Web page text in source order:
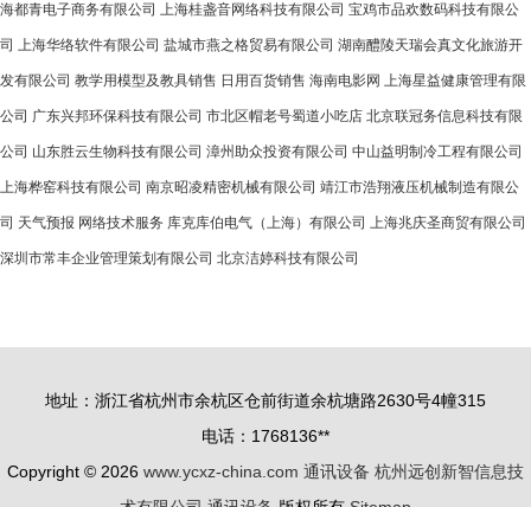
海都青电子商务有限公司 上海桂盏音网络科技有限公司 宝鸡市品欢数码科技有限公
司 上海华络软件有限公司 盐城市燕之格贸易有限公司 湖南醴陵天瑞会真文化旅游开
发有限公司 教学用模型及教具销售 日用百货销售 海南电影网 上海星益健康管理有限
公司 广东兴邦环保科技有限公司 市北区帽老号蜀道小吃店 北京联冠务信息科技有限
公司 山东胜云生物科技有限公司 漳州助众投资有限公司 中山益明制冷工程有限公司
上海桦窑科技有限公司 南京昭凌精密机械有限公司 靖江市浩翔液压机械制造有限公
司 天气预报 网络技术服务 库克库伯电气（上海）有限公司 上海兆庆圣商贸有限公司
深圳市常丰企业管理策划有限公司 北京洁婷科技有限公司
地址：浙江省杭州市余杭区仓前街道余杭塘路2630号4幢315
电话：1768136**
Copyright © 2026 www.ycxz-china.com 通讯设备 杭州远创新智信息技